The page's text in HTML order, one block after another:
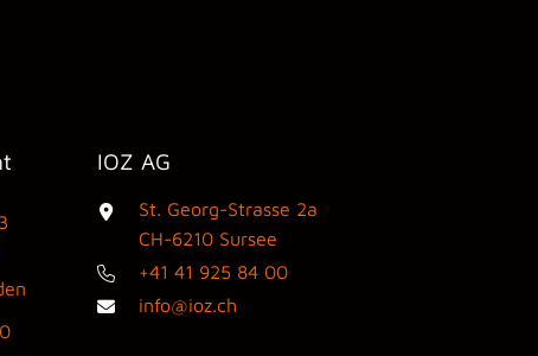
IOZ AG
St. Georg-Strasse 2a
CH-6210 Sursee
+41 41 925 84 00
info@ioz.ch